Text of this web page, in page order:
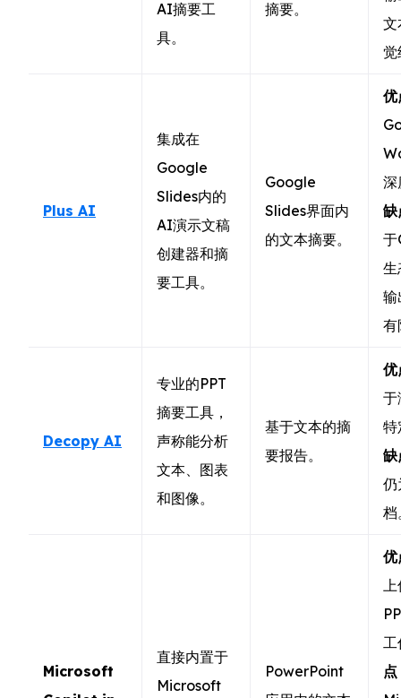
AI摘要工
具。
摘要。
文
觉
Plus AI
集成在
Google
Slides内的
AI演示文稿
创建器和摘
要工具。
Google
Slides界面内
的文本摘要。
优
深
缺
生
输
有
Decopy AI
专业的PPT
摘要工具，
声称能分析
文本、图表
和图像。
基于文本的摘
要报告。
优
于
特
缺
仍
档
Microsoft
直接内置于
Microsoft
PowerPoint
优